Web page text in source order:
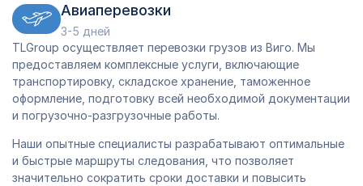
Авиаперевозки
3-5 дней
TLGroup осуществляет перевозки грузов из Виго. Мы
предоставляем комплексные услуги, включающие
транспортировку, складское хранение, таможенное
оформление, подготовку всей необходимой документации
и погрузочно-разгрузочные работы.
Наши опытные специалисты разрабатывают оптимальные
и быстрые маршруты следования, что позволяет
значительно сократить сроки доставки и повысить